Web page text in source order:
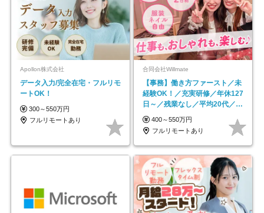
Apollon株式会社
データ入力/完全在宅・フルリモ
ートOK！
300～550万円
フルリモートあり
合同会社Willmate
【事務】働き方ファースト／未
経験OK！／充実研修／年休127
日～／残業なし／平均20代／リ
モートOK
400～550万円
フルリモートあり